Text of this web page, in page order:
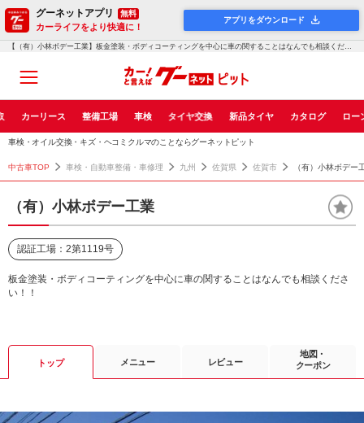
グーネットアプリ 無料
カーライフをより快適に！
アプリをダウンロード
【（有）小林ボデー工業】板金塗装・ボディコーティングを中心に車の関することはなんでも相談ください！！！グーネットピット
カーリース 整備工場 車検 タイヤ交換 新品タイヤ カタログ ロー
車検・オイル交換・キズ・ヘコミクルマのことならグーネットピット
中古車TOP 車検・自動車整備・車修理 九州 佐賀県 佐賀市 （有）小林ボデー
（有）小林ボデー工業
認証工場：2第1119号
板金塗装・ボディコーティングを中心に車の関することはなんでも相談くださ
い！！
トップ メニュー レビュー
地図・
クーポン